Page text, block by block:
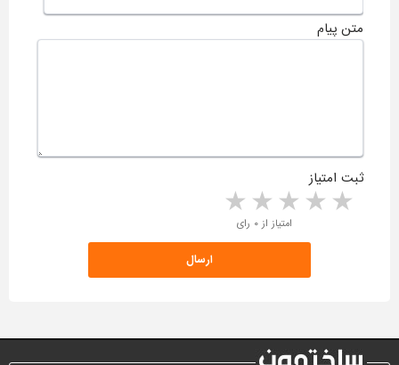
متن پیام
ثبت امتیاز
4 stars 3 stars 2 stars 1 star امتیاز از ۰ رای